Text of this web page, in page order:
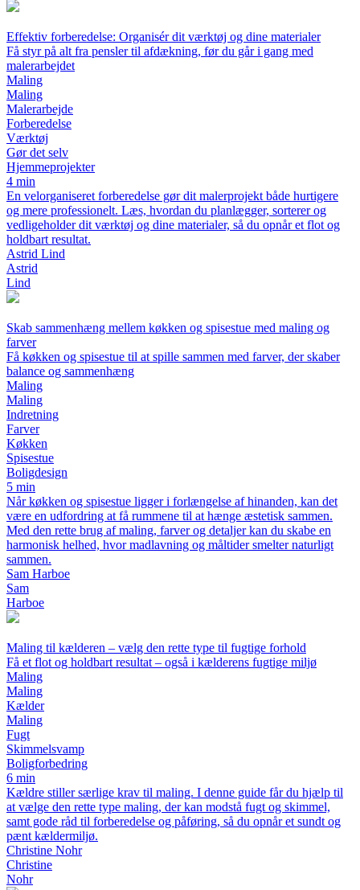
Effektiv forberedelse: Organisér dit værktøj og dine materialer
Få styr på alt fra pensler til afdækning, før du går i gang med
malerarbejdet
Maling
Maling
Malerarbejde
Forberedelse
Værktøj
Gør det selv
Hjemmeprojekter
4 min
En velorganiseret forberedelse gør dit malerprojekt både hurtigere
og mere professionelt. Læs, hvordan du planlægger, sorterer og
vedligeholder dit værktøj og dine materialer, så du opnår et flot og
holdbart resultat.
Astrid Lind
Astrid
Lind
Skab sammenhæng mellem køkken og spisestue med maling og
farver
Få køkken og spisestue til at spille sammen med farver, der skaber
balance og sammenhæng
Maling
Maling
Indretning
Farver
Køkken
Spisestue
Boligdesign
5 min
Når køkken og spisestue ligger i forlængelse af hinanden, kan det
være en udfordring at få rummene til at hænge æstetisk sammen.
Med den rette brug af maling, farver og detaljer kan du skabe en
harmonisk helhed, hvor madlavning og måltider smelter naturligt
sammen.
Sam Harboe
Sam
Harboe
Maling til kælderen – vælg den rette type til fugtige forhold
Få et flot og holdbart resultat – også i kælderens fugtige miljø
Maling
Maling
Kælder
Maling
Fugt
Skimmelsvamp
Boligforbedring
6 min
Kældre stiller særlige krav til maling. I denne guide får du hjælp til
at vælge den rette type maling, der kan modstå fugt og skimmel,
samt gode råd til forberedelse og påføring, så du opnår et sundt og
pænt kældermiljø.
Christine Nohr
Christine
Nohr